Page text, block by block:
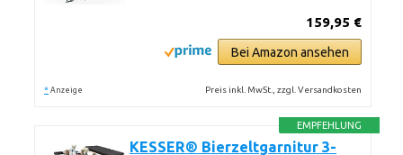
159,95 €
Bei Amazon ansehen
* Anzeige Preis inkl. MwSt., zzgl. Versandkosten
EMPFEHLUNG
KESSER® Bierzeltgarnitur 3-